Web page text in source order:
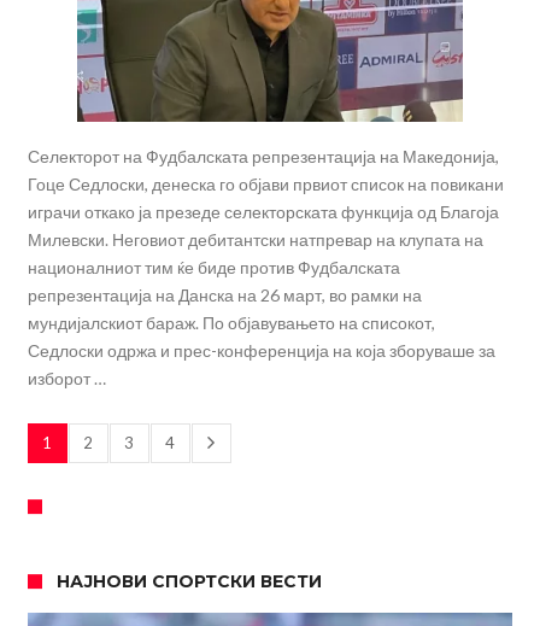
Селекторот на Фудбалската репрезентација на Македонија,
Гоце Седлоски, денеска го објави првиот список на повикани
играчи откако ја презеде селекторската функција од Благоја
Милевски. Неговиот дебитантски натпревар на клупата на
националниот тим ќе биде против Фудбалската
репрезентација на Данска на 26 март, во рамки на
мундијалскиот бараж. По објавувањето на списокот,
Седлоски одржа и прес-конференција на која зборуваше за
изборот …
1 2 3 4
НАЈНОВИ СПОРТСКИ ВЕСТИ